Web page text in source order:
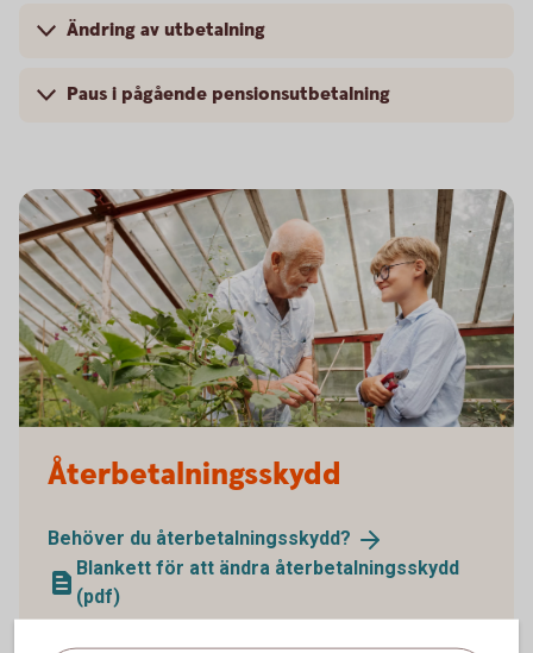
Ändring av utbetalning
Paus i pågående pensionsutbetalning
Återbetalningsskydd
Behöver du återbetalningsskydd?
Blankett för att ändra återbetalningsskydd
(pdf)